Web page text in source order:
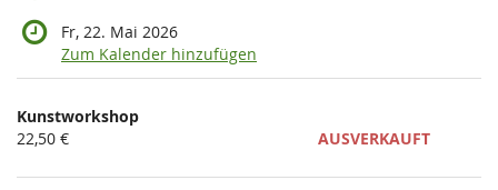
Fr, 22. Mai 2026
Zum Kalender hinzufügen
Produkte
Unkategorisierte
Produkte
Kunstworkshop
22,50 €
AUSVERKAUFT